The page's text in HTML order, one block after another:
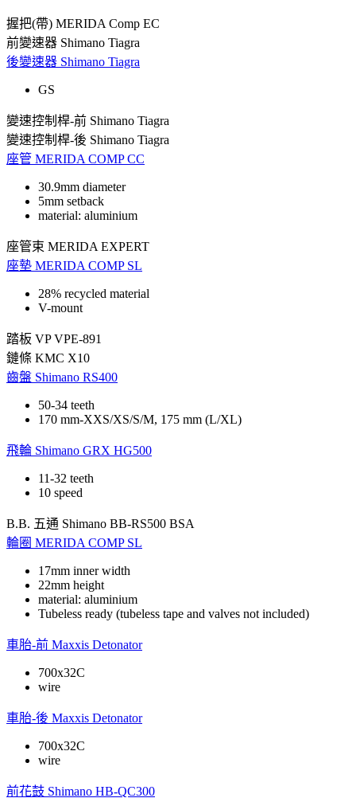
握把(帶) MERIDA Comp EC
前變速器 Shimano Tiagra
後變速器 Shimano Tiagra
GS
變速控制桿-前 Shimano Tiagra
變速控制桿-後 Shimano Tiagra
座管 MERIDA COMP CC
30.9mm diameter
5mm setback
material: aluminium
座管束 MERIDA EXPERT
座墊 MERIDA COMP SL
28% recycled material
V-mount
踏板 VP VPE-891
鏈條 KMC X10
齒盤 Shimano RS400
50-34 teeth
170 mm-XXS/XS/S/M, 175 mm (L/XL)
飛輪 Shimano GRX HG500
11-32 teeth
10 speed
B.B. 五通 Shimano BB-RS500 BSA
輪圈 MERIDA COMP SL
17mm inner width
22mm height
material: aluminium
Tubeless ready (tubeless tape and valves not included)
車胎-前 Maxxis Detonator
700x32C
wire
車胎-後 Maxxis Detonator
700x32C
wire
前花鼓 Shimano HB-QC300